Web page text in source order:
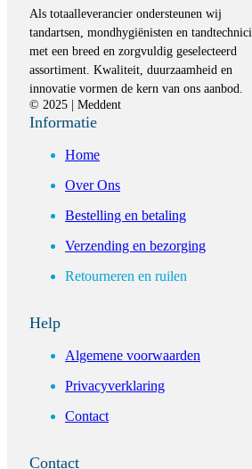
Als totaalleverancier ondersteunen wij
tandartsen, mondhygiënisten en tandtechnici
met een breed en zorgvuldig geselecteerd
assortiment. Kwaliteit, duurzaamheid en
innovatie vormen de kern van ons aanbod.
© 2025 | Meddent
Informatie
Home
Over Ons
Bestelling en betaling
Verzending en bezorging
Retourneren en ruilen
Help
Algemene voorwaarden
Privacyverklaring
Contact
Contact